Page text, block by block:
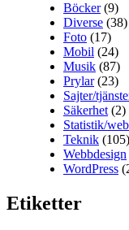
Böcker(9)
Diverse (38)
Foto (17)
Mobil (24)
Musik (87)
Prylar(23)
Sajter/
Säkerhet (2)
Statistik/
Teknik (105)
Webbdesign
WordPress
Etiketter